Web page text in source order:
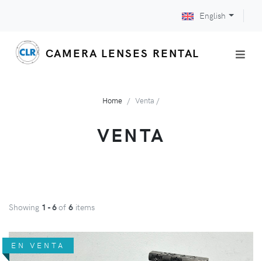
English
CAMERA LENSES RENTAL
Home Venta /
VENTA
Showing 1 - 6of 6 items
EN VENTA